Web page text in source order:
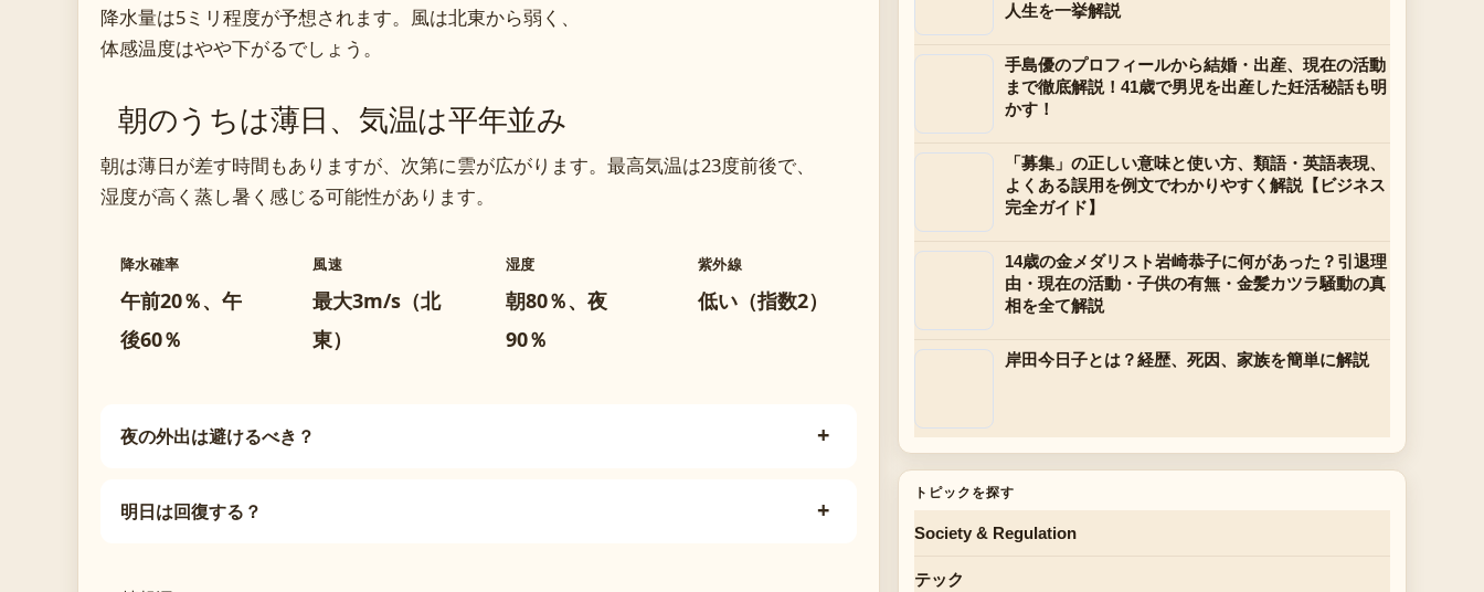
降水量は5ミリ程度が予想されます。風は北東から弱く、
体感温度はやや下がるでしょう。
朝のうちは薄日、気温は平年並み
朝は薄日が差す時間もありますが、次第に雲が広がります。最高気温は23度前後で、
湿度が高く蒸し暑く感じる可能性があります。
降水確率
午前20％、午
後60％
風速
最大3m/s（北
東）
湿度
朝80％、夜
90％
紫外線
低い（指数2）
夜の外出は避けるべき？
明日は回復する？
人生を一挙解説
手島優のプロフィールから結婚・出産、現在の活動
まで徹底解説！41歳で男児を出産した妊活秘話も明
かす！
「募集」の正しい意味と使い方、類語・英語表現、
よくある誤用を例文でわかりやすく解説【ビジネス
完全ガイド】
14歳の金メダリスト岩崎恭子に何があった？引退理
由・現在の活動・子供の有無・金髪カツラ騒動の真
相を全て解説
岸田今日子とは？経歴、死因、家族を簡単に解説
トピックを探す
Society & Regulation
テック